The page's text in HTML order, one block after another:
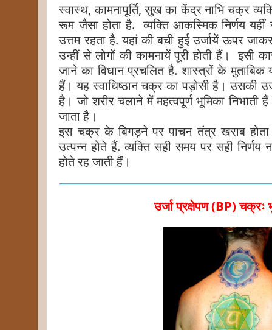
स्वास्थ, कामनापूर्ति, सुख का केंद्र नाभि चक्र
रूम जैसा होता है. व्यक्ति आकस्मिक निर्णय
उत्तम रहता है. यहां की बची हुई उर्जायें ऊपर
उन्हीं से लोगों की कामनायें पूरी होती हैं। इसी
जाने का विधान प्रचलित है. शास्त्रों के मुताबिक
हैं। यह स्वाधिष्ठान चक्र का पड़ोसी है। उसकी
है। जो शरीर चलाने में महत्वपूर्ण भूमिका निभाती
जाता है।
इस चक्र के बिगड़ने पर पाचन तंत्र खराब
उत्पन्न होते हैं. व्यक्ति सही समय पर सही निर्णय
होते रह जाती हैं।
उर्जा प्रक्षेपण (BP)